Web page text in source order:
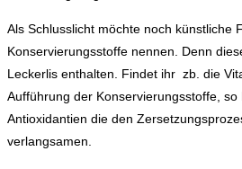
Als Schlusslicht möchte noch künstliche
Konservierungsstoffe nennen. Denn
Leckerlis enthalten. Findet ihr zb. die
Aufführung der Konservierungsstoffe, so
Antioxidantien die den
verlangsamen.